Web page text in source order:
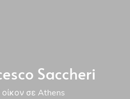
Saccheri
σε Athens